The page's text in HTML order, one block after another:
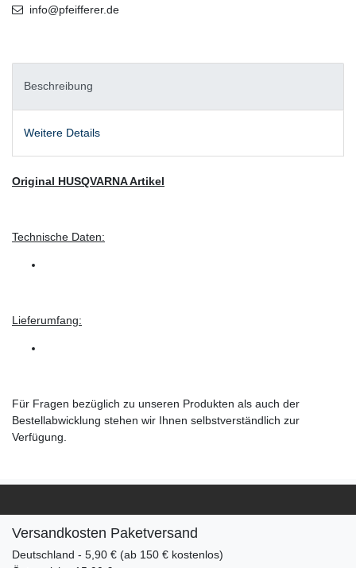
info@pfeifferer.de
Beschreibung
Weitere Details
Original HUSQVARNA Artikel
Technische Daten:
Lieferumfang:
Für Fragen bezüglich zu unseren Produkten als auch der
Bestellabwicklung stehen wir Ihnen selbstverständlich zur
Verfügung.
Versandkosten Paketversand
Deutschland - 5,90 € (ab 150 € kostenlos)